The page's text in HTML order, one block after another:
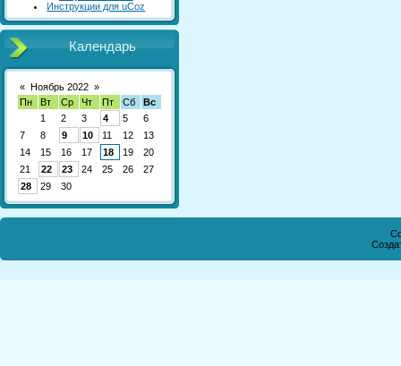
Инструкции для uCoz
Календарь
« Ноябрь 2022 »
Пн
Вт Ср Чт Пт Сб
Вс
1
2 3 4 5
6
7
8 9 10 11 12
13
14
15 16 17 18 19
20
21
22 23 24 25 26
27
28
29 30